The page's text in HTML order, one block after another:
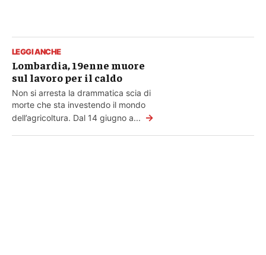
LEGGI ANCHE
Lombardia, 19enne muore
sul lavoro per il caldo
Non si arresta la drammatica scia di
morte che sta investendo il mondo
dell’agricoltura. Dal 14 giugno a... →